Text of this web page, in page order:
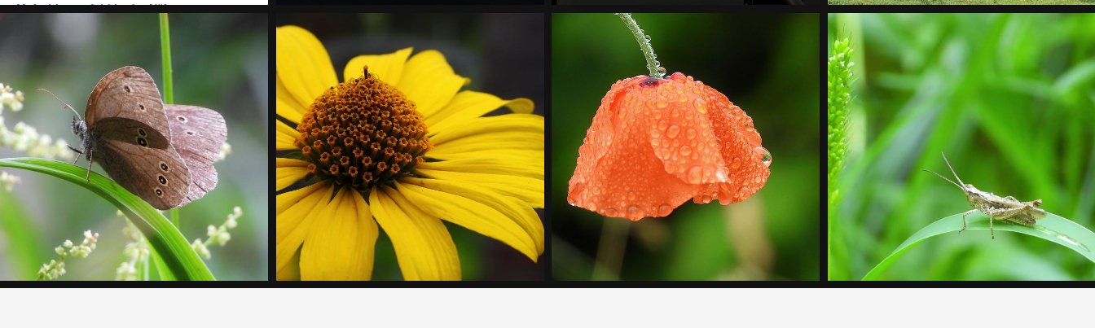
Mohnblumenfeld in der Nähe von
Natur, Pflanzen
Jumeirah Public Beach
Sonne
Mücken am Scharmützelsee
Handyfotos, Sonne
Ahornboden im Karwendel
Landschaft, Sommer